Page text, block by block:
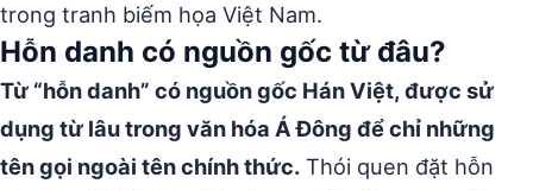
trong tranh biếm họa Việt Nam.
Hỗn danh có nguồn gốc từ đâu?
Từ “hỗn danh” có nguồn gốc Hán Việt, được sử
dụng từ lâu trong văn hóa Á Đông để chỉ những
tên gọi ngoài tên chính thức. Thói quen đặt hỗn